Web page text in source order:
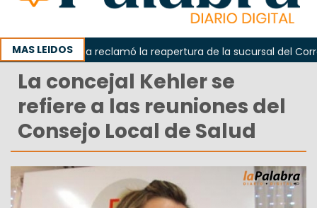
MAS LEIDOS
Odarda reclamó la reapertura de la sucursal del Correo
La concejal Kehler se
refiere a las reuniones del
Consejo Local de Salud